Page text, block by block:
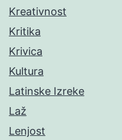
Kreativnost
Kritika
Krivica
Kultura
Latinske Izreke
Laž
Lenjost